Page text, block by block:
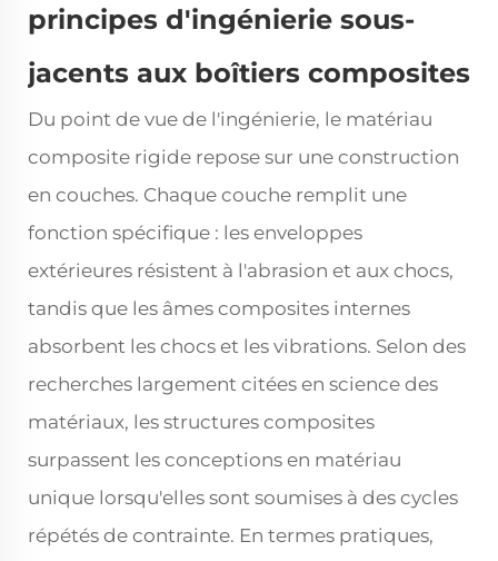
principes d'ingénierie sous-
jacents aux boîtiers composites
Du point de vue de l'ingénierie, le matériau
composite rigide repose sur une construction
en couches. Chaque couche remplit une
fonction spécifique : les enveloppes
extérieures résistent à l'abrasion et aux chocs,
tandis que les âmes composites internes
absorbent les chocs et les vibrations. Selon des
recherches largement citées en science des
matériaux, les structures composites
surpassent les conceptions en matériau
unique lorsqu'elles sont soumises à des cycles
répétés de contrainte. En termes pratiques,